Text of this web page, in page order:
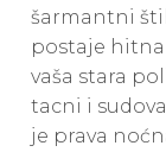
šarmantni
postaje
vaša stara
tacni i
je prava